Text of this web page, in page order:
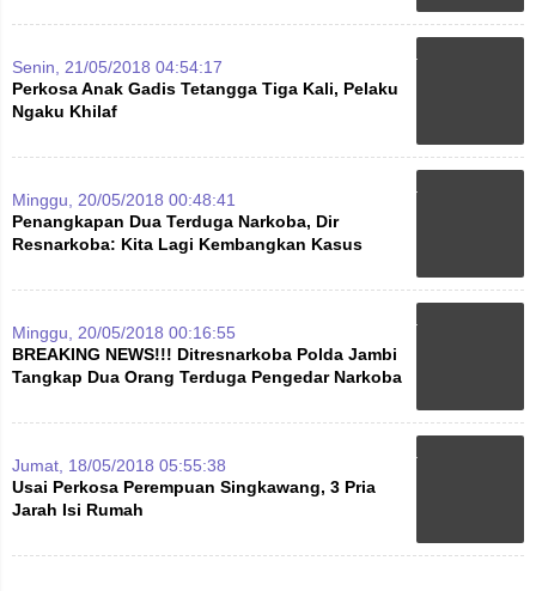
Senin, 21/05/2018 04:54:17
Perkosa Anak Gadis Tetangga Tiga Kali, Pelaku
Ngaku Khilaf
Minggu, 20/05/2018 00:48:41
Penangkapan Dua Terduga Narkoba, Dir
Resnarkoba: Kita Lagi Kembangkan Kasus
Minggu, 20/05/2018 00:16:55
BREAKING NEWS!!! Ditresnarkoba Polda Jambi
Tangkap Dua Orang Terduga Pengedar Narkoba
Jumat, 18/05/2018 05:55:38
Usai Perkosa Perempuan Singkawang, 3 Pria
Jarah Isi Rumah